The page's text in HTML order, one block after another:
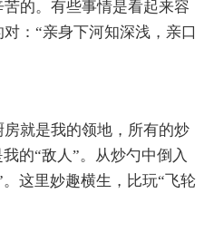
的。有些事情是看起来容
：“亲身下河知深浅，亲口
就是我的领地，所有的炒
的“敌人”。从炒勺中倒入
这里妙趣横生，比玩“飞轮